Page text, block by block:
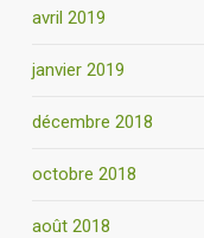
avril 2019
janvier 2019
décembre 2018
octobre 2018
août 2018